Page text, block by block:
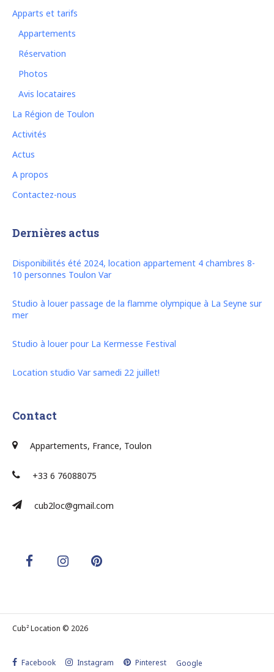
Apparts et tarifs
Appartements
Réservation
Photos
Avis locataires
La Région de Toulon
Activités
Actus
A propos
Contactez-nous
Dernières actus
Disponibilités été 2024, location appartement 4 chambres 8-
10 personnes Toulon Var
Studio à louer passage de la flamme olympique à La Seyne sur
mer
Studio à louer pour La Kermesse Festival
Location studio Var samedi 22 juillet!
Contact
Appartements, France, Toulon
+33 6 76088075
cub2loc@gmail.com
Cub² Location © 2026
Facebook Instagram Pinterest Google